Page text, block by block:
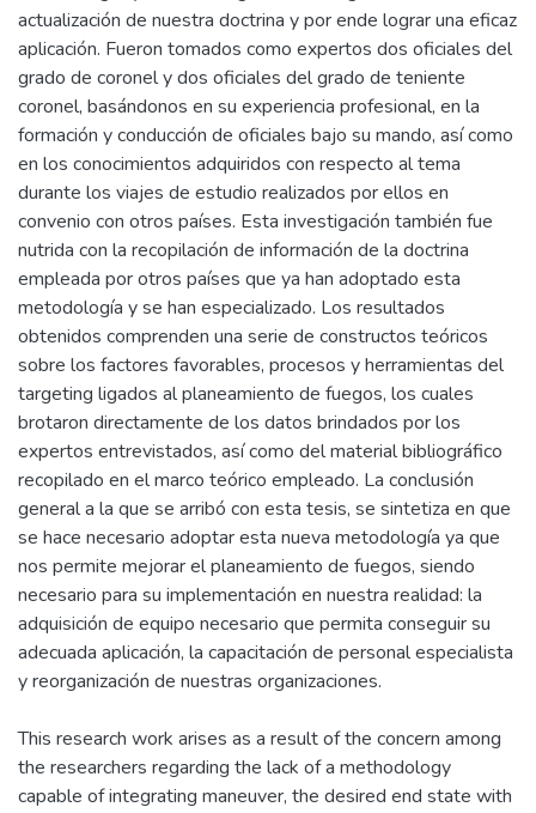
actualización de nuestra doctrina y por ende lograr una eficaz
aplicación. Fueron tomados como expertos dos oficiales del
grado de coronel y dos oficiales del grado de teniente
coronel, basándonos en su experiencia profesional, en la
formación y conducción de oficiales bajo su mando, así como
en los conocimientos adquiridos con respecto al tema
durante los viajes de estudio realizados por ellos en
convenio con otros países. Esta investigación también fue
nutrida con la recopilación de información de la doctrina
empleada por otros países que ya han adoptado esta
metodología y se han especializado. Los resultados
obtenidos comprenden una serie de constructos teóricos
sobre los factores favorables, procesos y herramientas del
targeting ligados al planeamiento de fuegos, los cuales
brotaron directamente de los datos brindados por los
expertos entrevistados, así como del material bibliográfico
recopilado en el marco teórico empleado. La conclusión
general a la que se arribó con esta tesis, se sintetiza en que
se hace necesario adoptar esta nueva metodología ya que
nos permite mejorar el planeamiento de fuegos, siendo
necesario para su implementación en nuestra realidad: la
adquisición de equipo necesario que permita conseguir su
adecuada aplicación, la capacitación de personal especialista
y reorganización de nuestras organizaciones.
This research work arises as a result of the concern among
the researchers regarding the lack of a methodology
capable of integrating maneuver, the desired end state with